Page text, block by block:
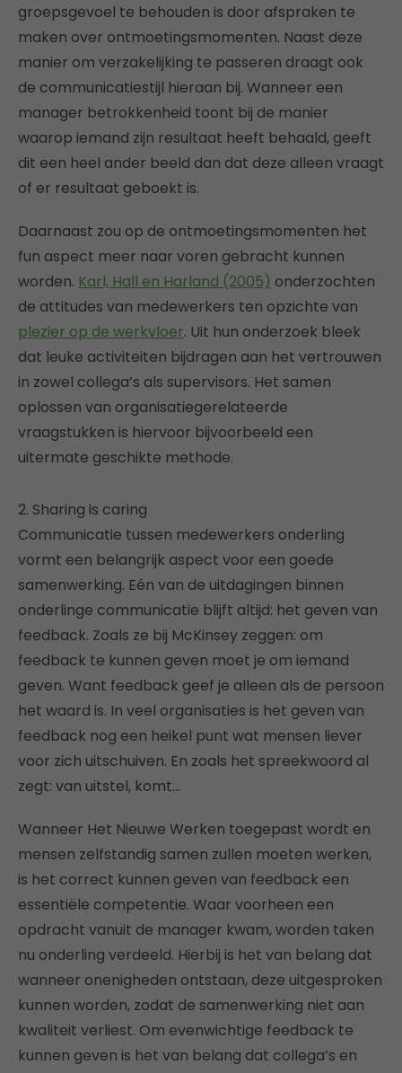
groepsgevoel te behouden is door afspraken te
maken over ontmoetingsmomenten. Naast deze
manier om verzakelijking te passeren draagt ook
de communicatiestijl hieraan bij. Wanneer een
manager betrokkenheid toont bij de manier
waarop iemand zijn resultaat heeft behaald, geeft
dit een heel ander beeld dan dat deze alleen vraagt
of er resultaat geboekt is.
Daarnaast zou op de ontmoetingsmomenten het
fun aspect meer naar voren gebracht kunnen
worden. Karl, Hall en Harland (2005) onderzochten
de attitudes van medewerkers ten opzichte van
plezier op de werkvloer. Uit hun onderzoek bleek
dat leuke activiteiten bijdragen aan het vertrouwen
in zowel collega’s als supervisors. Het samen
oplossen van organisatiegerelateerde
vraagstukken is hiervoor bijvoorbeeld een
uitermate geschikte methode.
2. Sharing is caring
Communicatie tussen medewerkers onderling
vormt een belangrijk aspect voor een goede
samenwerking. Eén van de uitdagingen binnen
onderlinge communicatie blijft altijd: het geven van
feedback. Zoals ze bij McKinsey zeggen: om
feedback te kunnen geven moet je om iemand
geven. Want feedback geef je alleen als de persoon
het waard is. In veel organisaties is het geven van
feedback nog een heikel punt wat mensen liever
voor zich uitschuiven. En zoals het spreekwoord al
zegt: van uitstel, komt…
Wanneer Het Nieuwe Werken toegepast wordt en
mensen zelfstandig samen zullen moeten werken,
is het correct kunnen geven van feedback een
essentiële competentie. Waar voorheen een
opdracht vanuit de manager kwam, worden taken
nu onderling verdeeld. Hierbij is het van belang dat
wanneer onenigheden ontstaan, deze uitgesproken
kunnen worden, zodat de samenwerking niet aan
kwaliteit verliest. Om evenwichtige feedback te
kunnen geven is het van belang dat collega’s en